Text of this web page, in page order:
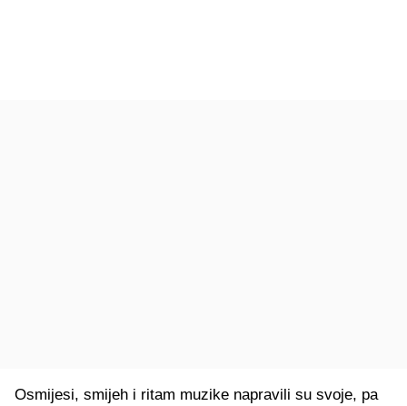
Osmijesi, smijeh i ritam muzike napravili su svoje, pa